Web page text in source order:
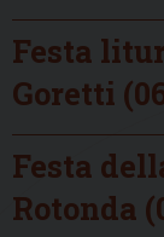
Festa
Goretti
Festa
Rotonda